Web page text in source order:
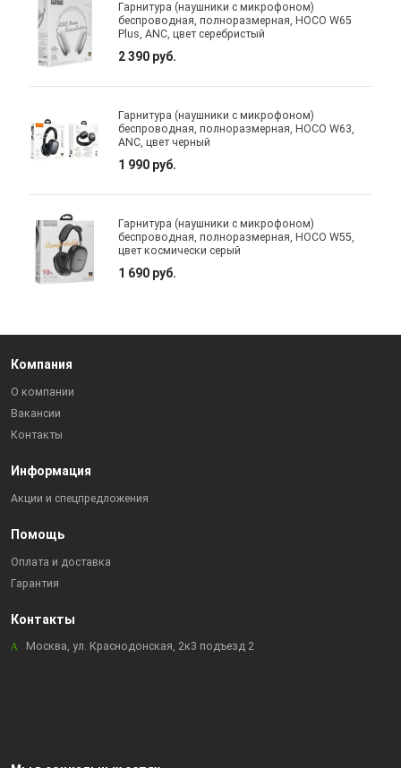
Гарнитура (наушники с микрофоном)
беспроводная, полноразмерная, HOCO W65
Plus, ANC, цвет серебристый
2 390 руб.
Гарнитура (наушники с микрофоном)
беспроводная, полноразмерная, HOCO W63,
ANC, цвет черный
1 990 руб.
Гарнитура (наушники с микрофоном)
беспроводная, полноразмерная, HOCO W55,
цвет космически серый
1 690 руб.
Компания
О компании
Вакансии
Контакты
Информация
Акции и спецпредложения
Помощь
Оплата и доставка
Гарантия
Контакты
Москва, ул. Краснодонская, 2к3 подъезд 2